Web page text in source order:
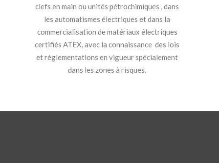
clefs en main ou unités pétrochimiques , dans
les automatismes électriques et dans la
commercialisation de matériaux électriques
certifiés ATEX, avec la connaissance des lois
et réglementations en vigueur spécialement
dans les zones à risques.